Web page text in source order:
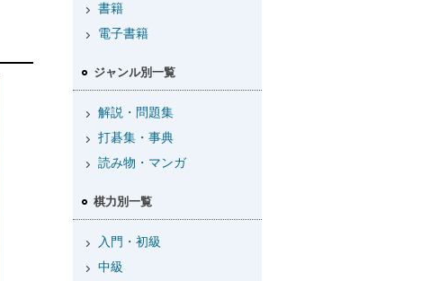
書籍
電子書籍
ジャンル別一覧
解説・問題集
打碁集・事典
読み物・マンガ
棋力別一覧
入門・初級
中級